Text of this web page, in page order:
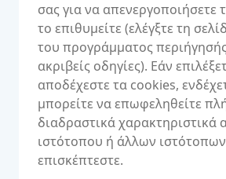
σας για να απενεργοποιήσετε
το επιθυμείτε (ελέγξτε τη
του προγράμματος
ακριβείς οδηγίες). Εάν
αποδέχεστε τα cookies,
μπορείτε να επωφεληθείτε
διαδραστικά χαρακτηριστικά
ιστότοπου ή άλλων
επισκέπτεστε.